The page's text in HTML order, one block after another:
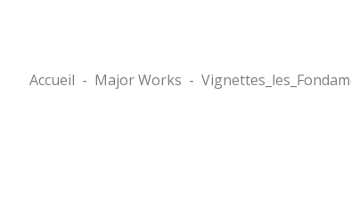
Accueil - Major Works -